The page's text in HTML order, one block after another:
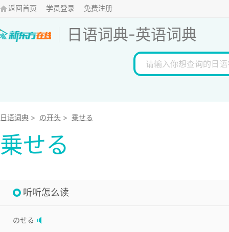
返回首页 学员登录 免费注册
日语词典-英语词典
日语词典 > の开头 > 乗せる
乗せる
听听怎么读
のせる